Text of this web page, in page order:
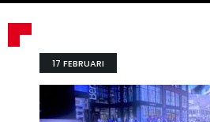
17 FEBRUARI